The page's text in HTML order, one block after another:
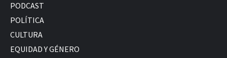
PODCAST
POLÍTICA
CULTURA
EQUIDAD Y GÉNERO